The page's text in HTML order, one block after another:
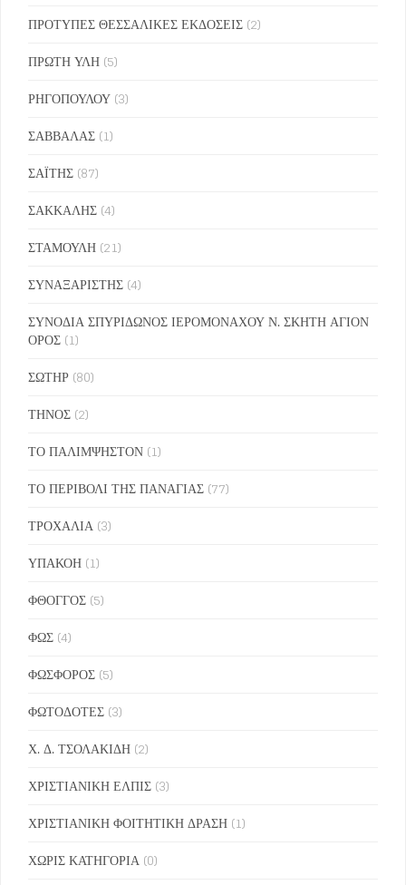
ΠΡΟΤΥΠΕΣ ΘΕΣΣΑΛΙΚΕΣ ΕΚΔΟΣΕΙΣ (2)
ΠΡΩΤΗ ΥΛΗ (5)
ΡΗΓΟΠΟΥΛΟΥ (3)
ΣΑΒΒΑΛΑΣ (1)
ΣΑΪΤΗΣ (87)
ΣΑΚΚΑΛΗΣ (4)
ΣΤΑΜΟΥΛΗ (21)
ΣΥΝΑΞΑΡΙΣΤΗΣ (4)
ΣΥΝΟΔΙΑ ΣΠΥΡΙΔΩΝΟΣ ΙΕΡΟΜΟΝΑΧΟΥ Ν. ΣΚΗΤΗ ΑΓΙΟΝ
ΟΡΟΣ (1)
ΣΩΤΗΡ (80)
ΤΗΝΟΣ (2)
ΤΟ ΠΑΛΙΜΨΗΣΤΟΝ (1)
ΤΟ ΠΕΡΙΒΟΛΙ ΤΗΣ ΠΑΝΑΓΙΑΣ (77)
ΤΡΟΧΑΛΙΑ (3)
ΥΠΑΚΟΗ (1)
ΦΘΟΓΓΟΣ (5)
ΦΩΣ (4)
ΦΩΣΦΟΡΟΣ (5)
ΦΩΤΟΔΟΤΕΣ (3)
Χ. Δ. ΤΣΟΛΑΚΙΔΗ (2)
ΧΡΙΣΤΙΑΝΙΚΗ ΕΛΠΙΣ (3)
ΧΡΙΣΤΙΑΝΙΚΗ ΦΟΙΤΗΤΙΚΗ ΔΡΑΣΗ (1)
ΧΩΡΙΣ ΚΑΤΗΓΟΡΙΑ (0)